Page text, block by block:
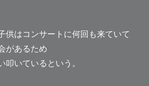
供はコンサートに何回も来ていて
があるため
叩いているという。